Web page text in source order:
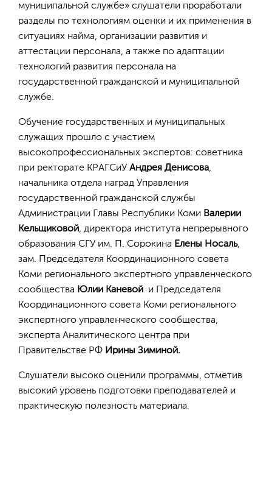
муниципальной службе» слушатели проработали
разделы по технологиям оценки и их применения в
ситуациях найма, организации развития и
аттестации персонала, а также по адаптации
технологий развития персонала на
государственной гражданской и муниципальной
службе.
Обучение государственных и муниципальных
служащих прошло с участием
высокопрофессиональных экспертов: советника
при ректорате КРАГСиУ Андрея Денисова,
начальника отдела наград Управления
государственной гражданской службы
Администрации Главы Республики Коми Валерии
Кельщиковой, директора института непрерывного
образования СГУ им. П. Сорокина Елены Носаль,
зам. Председателя Координационного совета
Коми регионального экспертного управленческого
сообщества Юлии Каневой и Председателя
Координационного совета Коми регионального
экспертного управленческого сообщества,
эксперта Аналитического центра при
Правительстве РФ Ирины Зиминой.
Слушатели высоко оценили программы, отметив
высокий уровень подготовки преподавателей и
практическую полезность материала.